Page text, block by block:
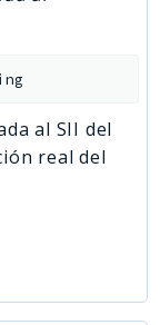
al SII del
real del